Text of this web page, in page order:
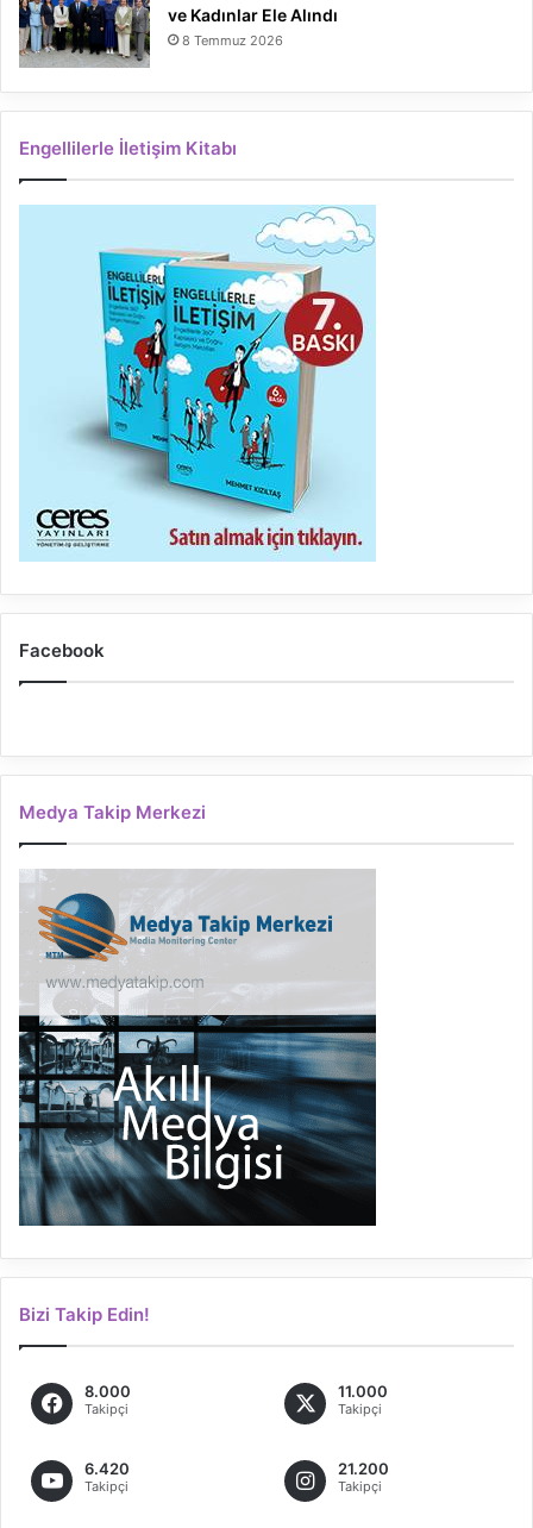
ve Kadınlar Ele Alındı
8 Temmuz 2026
Engellilerle İletişim Kitabı
Facebook
Medya Takip Merkezi
Bizi Takip Edin!
8.000
Takipçi
11.000
Takipçi
6.420
Takipçi
21.200
Takipçi